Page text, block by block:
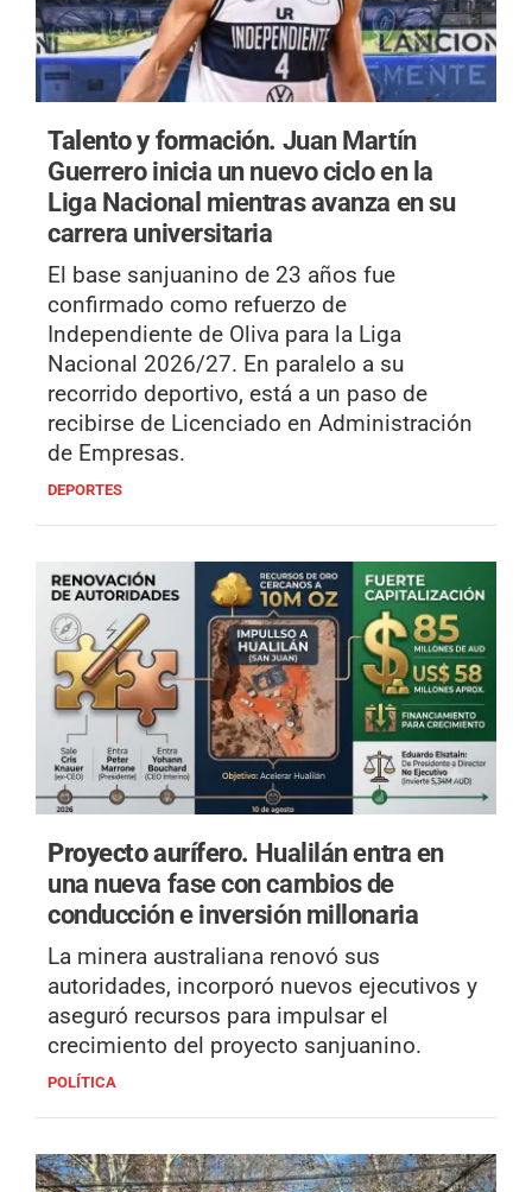
Talento y formación. Juan Martín
Guerrero inicia un nuevo ciclo en la
Liga Nacional mientras avanza en su
carrera universitaria
El base sanjuanino de 23 años fue
confirmado como refuerzo de
Independiente de Oliva para la Liga
Nacional 2026/27. En paralelo a su
recorrido deportivo, está a un paso de
recibirse de Licenciado en Administración
de Empresas.
DEPORTES
Proyecto aurífero. Hualilán entra en
una nueva fase con cambios de
conducción e inversión millonaria
La minera australiana renovó sus
autoridades, incorporó nuevos ejecutivos y
aseguró recursos para impulsar el
crecimiento del proyecto sanjuanino.
POLÍTICA